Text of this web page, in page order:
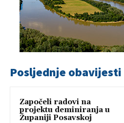
Posljednje obavijesti
Započeli radovi na
projektu deminiranja u
Županiji Posavskoj